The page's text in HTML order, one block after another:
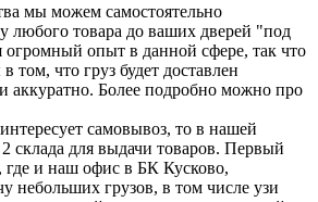
мы можем самостоятельно
любого товара до ваших дверей "под
опыт в данной сфере, так что
том, что груз будет доставлен
аккуратно. Более подробно можно про
самовывоз, то в нашей
склада для выдачи товаров. Первый
где и наш офис в БК Кусково,
небольших грузов, в том числе узи